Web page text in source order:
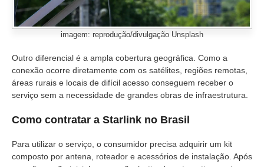
imagem: reprodução/divulgação Unsplash
Outro diferencial é a ampla cobertura geográfica. Como a
conexão ocorre diretamente com os satélites, regiões remotas,
áreas rurais e locais de difícil acesso conseguem receber o
serviço sem a necessidade de grandes obras de infraestrutura.
Como contratar a Starlink no Brasil
Para utilizar o serviço, o consumidor precisa adquirir um kit
composto por antena, roteador e acessórios de instalação. Após